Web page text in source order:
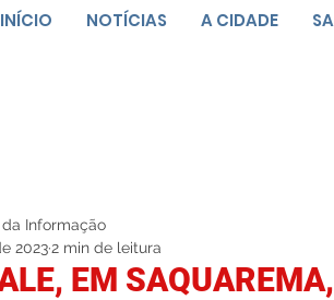
INÍCIO NOTÍCIAS A CIDADE
EM
Informação
2023 2 min de leitura